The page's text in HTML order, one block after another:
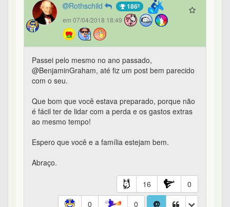
Rothschild 186º
em 07/04/2018 18:49
Passei pelo mesmo no ano passado,
@BenjaminGraham, até fiz um post bem parecido
com o seu.
Que bom que você estava preparado, porque não
é fácil ter de lidar com a perda e os gastos extras
ao mesmo tempo!
Espero que você e a família estejam bem.
Abraço.
16
0
0
0